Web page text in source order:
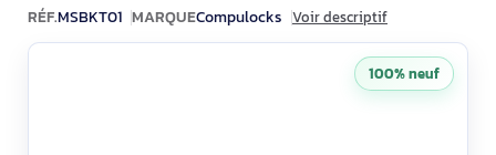
RÉF.MSBKT01 MARQUECompulocks Voir descriptif
100% neuf